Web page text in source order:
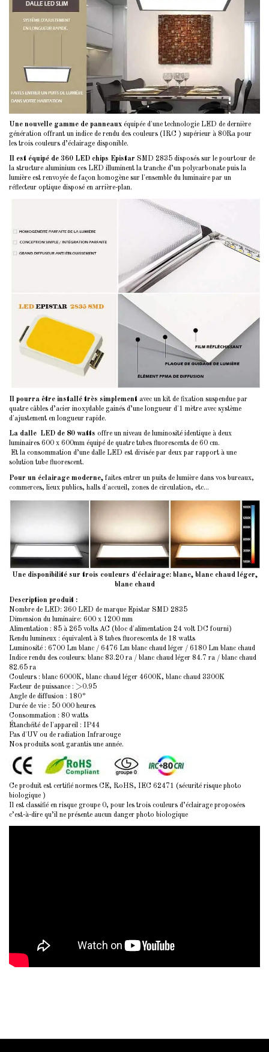
Une nouvelle gamme de panneaux équipée d'une technologie LED de dernière
génération offrant un indice de rendu des couleurs (IRC ) supérieur à 80Ra pour
les trois couleurs d’éclairage disponible.
Il est équipé de 360 LED chips Epistar SMD 2835 disposés sur le pourtour de
la structure aluminium ces LED illuminent la tranche d’un polycarbonate puis la
lumière est renvoyée de façon homogène sur l'ensemble du luminaire par un
réflecteur optique disposé en arrière-plan.
Il pourra être installé très simplement avec un kit de fixation suspendue par
quatre câbles d’acier inoxydable gainés d’une longueur d'1 mètre avec système
d'ajustement en longueur rapide.
La dalle LED de 80 watts offre un niveau de luminosité identique à deux
luminaires 600 x 600mm équipé de quatre tubes fluorescents de 60 cm.
Et la consommation d’une dalle LED est divisée par deux par rapport à une
solution tube fluorescent.
Pour un éclairage moderne, faites entrer un puits de lumière dans vos bureaux,
commerces, lieux publics, halls d'accueil, zones de circulation, etc...
Une disponibilité sur trois couleurs d'éclairage: blanc, blanc chaud léger,
blanc chaud
Description produit :
Nombre de LED: 360 LED de marque Epistar SMD 2835
Dimension du luminaire: 600 x 1200 mm
Alimentation : 85 à 265 volts AC (bloc d'alimentation 24 volt DC fourni)
Rendu lumineux : équivalent à 8 tubes fluorescents de 18 watts
Luminosité : 6700 Lm blanc / 6476 Lm blanc chaud léger / 6180 Lm blanc chaud
Indice rendu des couleurs: blanc 83.20 ra / blanc chaud léger 84.7 ra / blanc chaud
82.65 ra
Couleurs : blanc 6000K, blanc chaud léger 4600K, blanc chaud 3300K
Facteur de puissance : >0.95
Angle de diffusion : 180°
Durée de vie : 50 000 heures
Consommation : 80 watts
Étanchéité de l'appareil : IP44
Pas d'UV ou de radiation Infrarouge
Nos produits sont garantis une année.
Ce produit est certifié normes CE, RoHS, IEC 62471 (sécurité risque photo
biologique )
Il est classifié en risque groupe 0, pour les trois couleurs d’éclairage proposées
c’est-à-dire qu’il ne présente aucun danger photo biologique